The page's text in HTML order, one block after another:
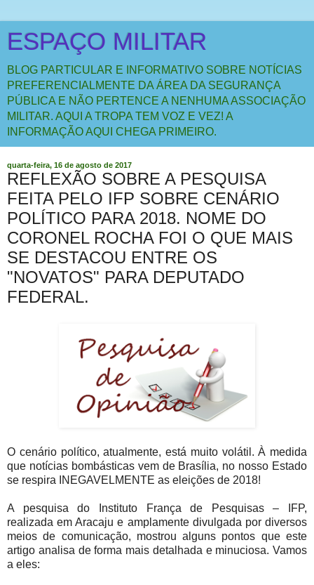
ESPAÇO MILITAR
BLOG PARTICULAR E INFORMATIVO SOBRE NOTÍCIAS
PREFERENCIALMENTE DA ÁREA DA SEGURANÇA
PÚBLICA E NÃO PERTENCE A NENHUMA ASSOCIAÇÃO
MILITAR. AQUI A TROPA TEM VOZ E VEZ! A
INFORMAÇÃO AQUI CHEGA PRIMEIRO.
quarta-feira, 16 de agosto de 2017
REFLEXÃO SOBRE A PESQUISA
FEITA PELO IFP SOBRE CENÁRIO
POLÍTICO PARA 2018. NOME DO
CORONEL ROCHA FOI O QUE MAIS
SE DESTACOU ENTRE OS
"NOVATOS" PARA DEPUTADO
FEDERAL.
O cenário político, atualmente, está muito volátil. À medida
que notícias bombásticas vem de Brasília, no nosso Estado
se respira INEGAVELMENTE as eleições de 2018!
A pesquisa do Instituto França de Pesquisas – IFP,
realizada em Aracaju e amplamente divulgada por diversos
meios de comunicação, mostrou alguns pontos que este
artigo analisa de forma mais detalhada e minuciosa. Vamos
a eles: